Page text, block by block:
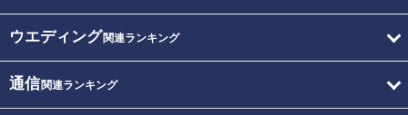
ウエディング関連ランキング
通信関連ランキング